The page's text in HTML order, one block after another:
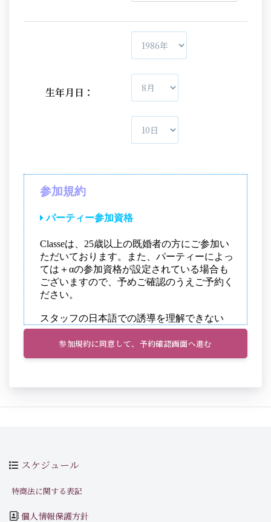
生年月日：
参加規約に同意して、予約確認画面へ進む
スケジュール
特商法に関する表記
個人情報保護方針